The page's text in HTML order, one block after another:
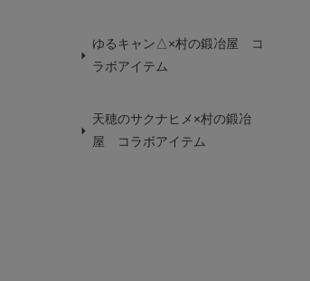
ゆるキャン△×村の鍛冶屋 コ
ラボアイテム
天穂のサクナヒメ×村の鍛冶
屋 コラボアイテム